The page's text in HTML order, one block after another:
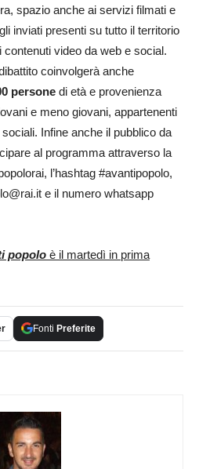
spazio anche ai servizi filmati e
inviati presenti su tutto il territorio
video da web e social.
coinvolgerà anche
persone di età e provenienza
e meno giovani, appartenenti
Infine anche il pubblico da
al programma attraverso la
l’hashtag #avantipopolo,
e il numero whatsapp
popolo è il martedì in prima
Fonti Preferite